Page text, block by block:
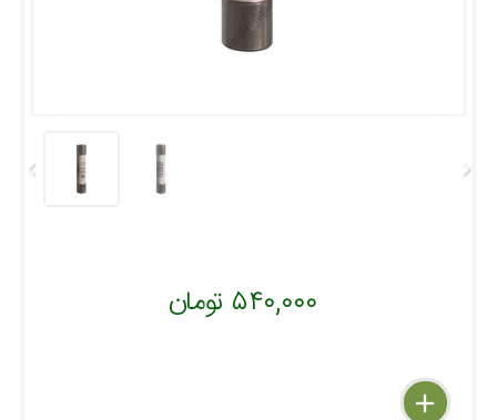
۵۴۰,۰۰۰ تومان
delete
remove
add